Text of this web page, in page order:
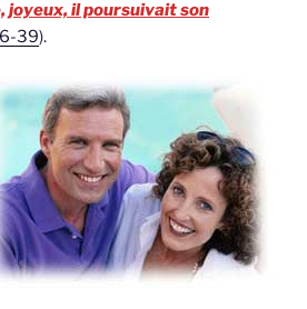
joyeux, il poursuivait son
39).